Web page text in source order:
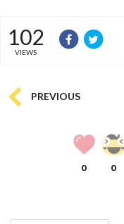
102
VIEWS
PREVIOUS
0 0